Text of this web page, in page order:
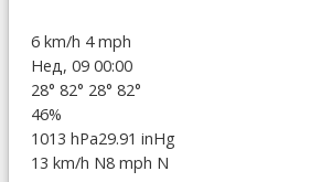
6 km/h 4 mph
Нед, 09 00:00
28° 82° 28° 82°
46%
1013 hPa29.91 inHg
13 km/h N8 mph N